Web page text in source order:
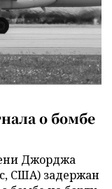
о бомбе
Джорджа
США) задержан